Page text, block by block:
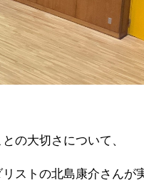
の大切さについて、
ストの北島康介さんが